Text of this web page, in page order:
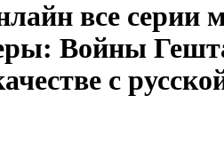
все серии
Войны
с